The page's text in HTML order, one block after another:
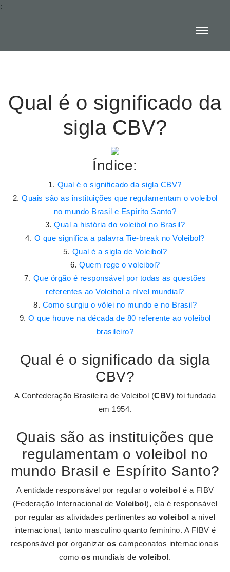
:
Qual é o significado da
sigla CBV?
Índice:
Qual é o significado da sigla CBV?
Quais são as instituições que regulamentam o voleibol
no mundo Brasil e Espírito Santo?
Qual a história do voleibol no Brasil?
O que significa a palavra Tie-break no Voleibol?
Qual é a sigla de Voleibol?
Quem rege o voleibol?
Que órgão é responsável por todas as questões
referentes ao Voleibol a nível mundial?
Como surgiu o vôlei no mundo e no Brasil?
O que houve na década de 80 referente ao voleibol
brasileiro?
Qual é o significado da sigla
CBV?
A Confederação Brasileira de Voleibol (CBV) foi fundada
em 1954.
Quais são as instituições que
regulamentam o voleibol no
mundo Brasil e Espírito Santo?
A entidade responsável por regular o voleibol é a FIBV
(Federação Internacional de Voleibol), ela é responsável
por regular as atividades pertinentes aovoleibol a nível
internacional, tanto masculino quanto feminino. A FIBV é
responsável por organizaros campeonatos internacionais
comoos mundiais de voleibol.